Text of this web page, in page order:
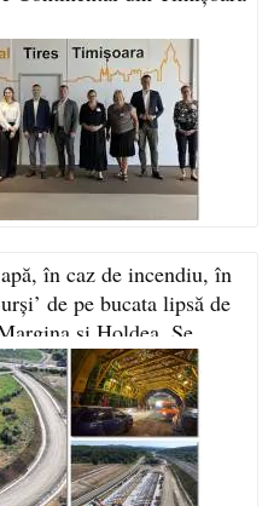
în caz de incendiu, în
de pe bucata lipsă de
și Holdea. Se
de ultimă generație
ce vor fi așezate pe